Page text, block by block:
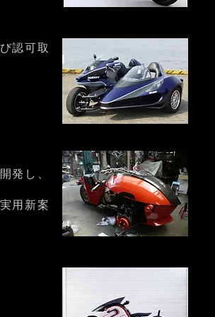
認可取
発し、
用新案